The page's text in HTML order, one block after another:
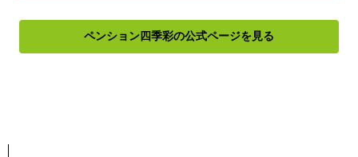
ペンション四季彩の公式ページを見る